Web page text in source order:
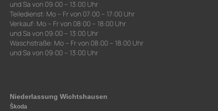
und Sa von 09:00 – 13:00 Uhr
Teiledienst: Mo – Fr von 07:00 – 17:00 Uhr
Verkauf: Mo – Fr von 08:00 – 18:00 Uhr
und Sa von 09:00 – 13:00 Uhr
Waschstraße: Mo – Fr von 08:00 – 18:00 Uhr
und Sa von 09:00 – 13:00 Uhr
Niederlassung Wichtshausen
Škoda